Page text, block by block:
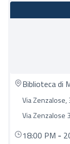
Biblioteca di
Via Zenzalose,
Via Zenzalose
18:00 PM -